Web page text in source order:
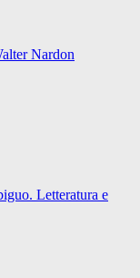
Nardon
Letteratura e